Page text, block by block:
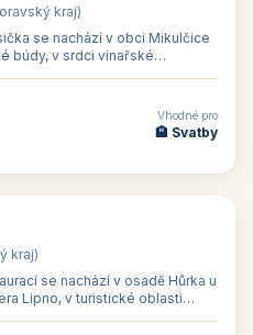
kraj)
se nachází v obci Mikulčice
búdy, v srdci vinařské
Vhodné pro
🏨 Svatby
kraj)
se nachází v osadě Hůrka u
Lipno, v turistické oblasti